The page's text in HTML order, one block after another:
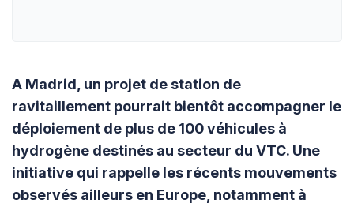
A Madrid, un projet de station de
ravitaillement pourrait bientôt accompagner le
déploiement de plus de 100 véhicules à
hydrogène destinés au secteur du VTC. Une
initiative qui rappelle les récents mouvements
observés ailleurs en Europe, notamment à